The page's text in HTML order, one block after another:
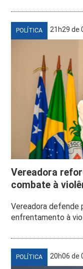
POLÍTICA 21h29 de
Vereadora
combate à
Vereadora defende
enfrentamento à
POLÍTICA 20h06 de